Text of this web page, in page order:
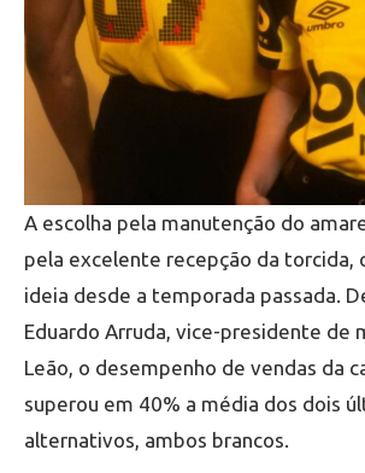
A escolha pela manutenção do
pela excelente recepção da torcida,
ideia desde a temporada passada.
Eduardo Arruda, vice-presidente de
Leão, o desempenho de vendas da
superou em 40% a média dos dois
alternativos, ambos brancos.